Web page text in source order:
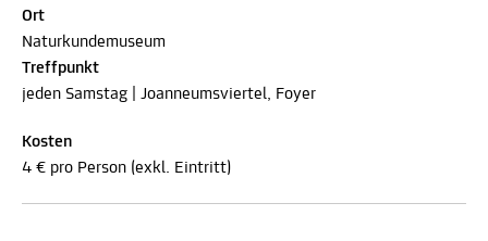
Ort
Naturkundemuseum
Treffpunkt
jeden Samstag | Joanneumsviertel, Foyer
Kosten
4 € pro Person (exkl. Eintritt)